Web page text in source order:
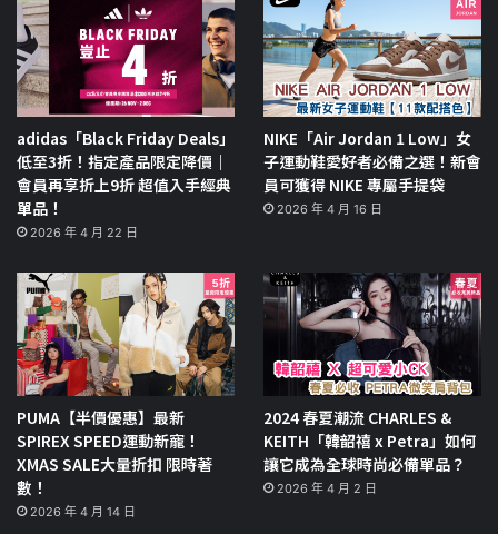
adidas「Black Friday Deals」
低至3折！指定產品限定降價｜
會員再享折上9折 超值入手經典
單品！
2026 年 4 月 22 日
NIKE「Air Jordan 1 Low」女
子運動鞋愛好者必備之選！新會
員可獲得 NIKE 專屬手提袋
2026 年 4 月 16 日
PUMA【半價優惠】最新
SPIREX SPEED運動新寵！
XMAS SALE大量折扣 限時著
數！
2026 年 4 月 14 日
2024 春夏潮流 CHARLES &
KEITH「韓韶禧 x Petra」如何
讓它成為全球時尚必備單品？
2026 年 4 月 2 日